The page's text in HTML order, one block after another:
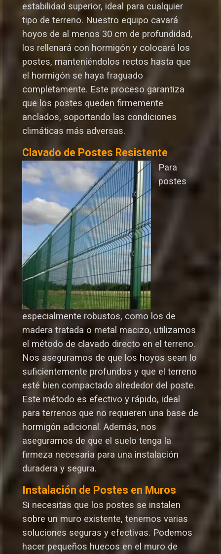
estabilidad superior, ideal para cualquier
tipo de terreno. Nuestro equipo cavará
hoyos de al menos 30 cm de profundidad,
los rellenará con hormigón y colocará los
postes, manteniéndolos rectos hasta que
el hormigón se haya fraguado
completamente. Este proceso garantiza
que los postes queden firmemente
anclados, soportando las condiciones
climáticas más adversas.
Clavado de Postes Resistente
Para
postes
especialmente robustos, como los de
madera tratada o metal macizo, utilizamos
el método de clavado directo en el terreno.
Nos aseguramos de que los hoyos sean lo
suficientemente profundos y que el terreno
esté bien compactado alrededor del poste.
Este método es efectivo y rápido, ideal
para terrenos que no requieren una base de
hormigón adicional. Además, nos
aseguramos de que el suelo tenga la
firmeza necesaria para una instalación
duradera y segura.
Instalación de Postes en Muros
Si necesitas que los postes se instalen
sobre un muro existente, tenemos varias
soluciones seguras y efectivas. Podemos
hacer pequeños huecos en el muro de